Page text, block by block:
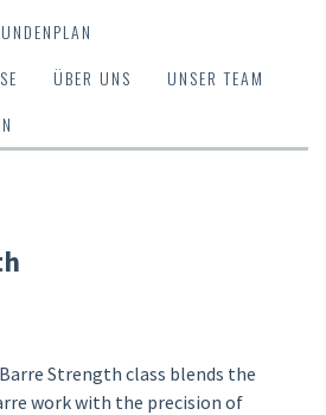
ÜBER UNS
UNSER TEAM
Strength class blends the
work with the precision of